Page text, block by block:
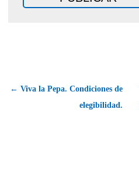
← Viva la Pepa. Condiciones de
elegibilidad.